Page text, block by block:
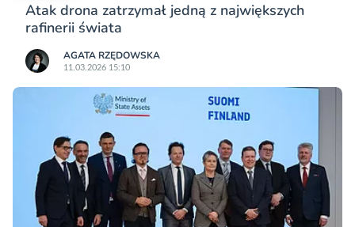
Atak drona zatrzymał jedną z największych
rafinerii świata
AGATA RZĘDOWSKA
11.03.2026 15:10